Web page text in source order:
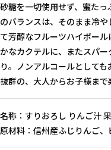
砂糖を一切使用せず、蜜た
のバランスは、そのまま冷
て芳醇なフルーツハイボー
かなカクテルに、またスパ
り。ノンアルコールとして
抜群の、大人からお子様まで
名称：すりおろし りんご汁
原材料：信州産ふじりんご、